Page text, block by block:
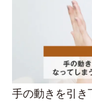
手の動きを引き